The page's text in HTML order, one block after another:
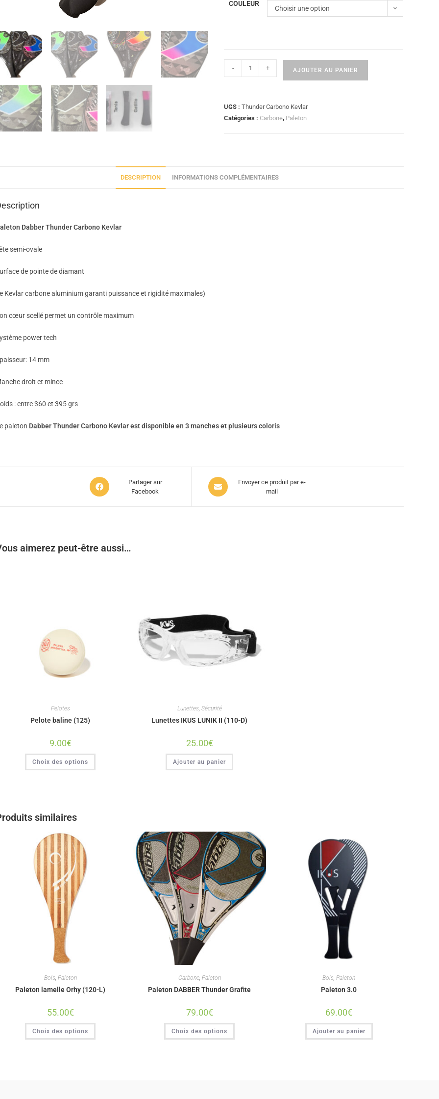
COULEUR
Choisir une option
- + AJOUTER AU PANIER
UGS :Thunder Carbono Kevlar
Catégories : Carbone, Paleton
DESCRIPTION INFORMATIONS COMPLÉMENTAIRES
Dabber Thunder Carbono Kevlar
semi-ovale
de pointe de diamant
Kevlar carbone aluminium garanti puissance et rigidité maximales)
cœur scellé permet un contrôle maximum
power tech
14 mm
droit et mince
: entre 360 et 395 grs
paleton Dabber Thunder Carbono Kevlar est disponible en 3 manches et plusieurs coloris
Partager sur
Facebook
Envoyer ce produit par e-
mail
aimerez peut-être aussi…
Pelotes
Pelote baline (125)
9.00€
Choix des options
Lunettes, Sécurité
Lunettes IKUS LUNIK II (110-D)
25.00€
Ajouter au panier
similaires
Bois, Paleton
Paleton lamelle Orhy (120-L)
55.00€
Choix des options
Carbone, Paleton
Paleton DABBER Thunder Grafite
79.00€
Choix des options
Bois,Paleton
Paleton 3.0
69.00€
Ajouter au panier